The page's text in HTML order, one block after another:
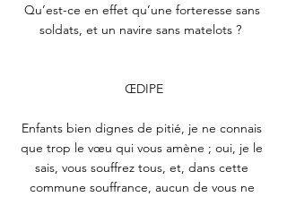
Qu’est-ce en effet qu’une forteresse sans
soldats, et un navire sans matelots ?
ŒDIPE
Enfants bien dignes de pitié, je ne connais
que trop le vœu qui vous amène ; oui, je le
sais, vous souffrez tous, et, dans cette
commune souffrance, aucun de vous ne